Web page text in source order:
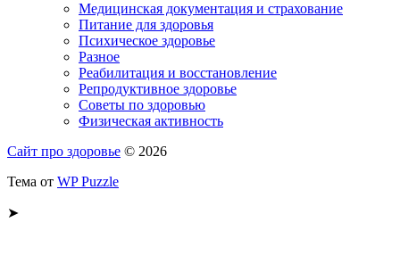
Медицинская документация и страхование
Питание для здоровья
Психическое здоровье
Разное
Реабилитация и восстановление
Репродуктивное здоровье
Советы по здоровью
Физическая активность
Сайт про здоровье © 2026
Тема от WP Puzzle
➤